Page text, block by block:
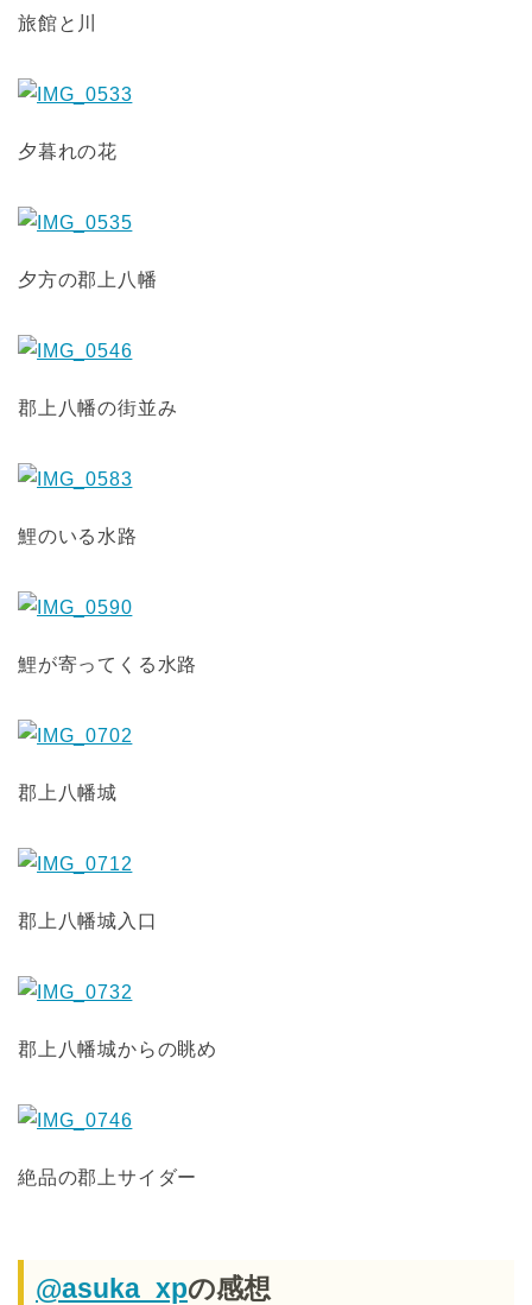
旅館と川
夕暮れの花
夕方の郡上八幡
郡上八幡の街並み
鯉のいる水路
鯉が寄ってくる水路
郡上八幡城
郡上八幡城入口
郡上八幡城からの眺め
絶品の郡上サイダー
@asuka_xpの感想